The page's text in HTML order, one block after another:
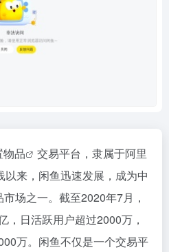
物品
交易平台，隶属于阿里
来，闲鱼迅速发展，成为中
市场之一。截至2020年7月，
，日活跃用户超过2000万，
万。闲鱼不仅是一个交易平